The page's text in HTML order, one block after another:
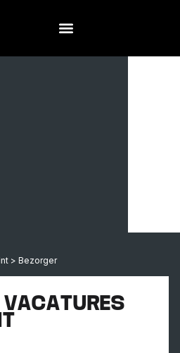
> Bezorger
VACATURES